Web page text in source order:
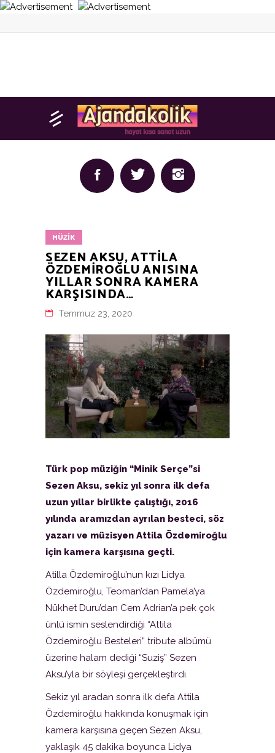
MÜZIK
SEZEN AKSU, ATTILA
ÖZDEMIROĞLU ANISINA
YILLAR SONRA KAMERA
KARŞISINDA…
Temmuz 23, 2020
Türk pop müziğin “Minik Serçe”si
Sezen Aksu, sekiz yıl sonra ilk defa
uzun yıllar birlikte çalıştığı, 2016
yılında aramızdan ayrılan besteci, söz
yazarı ve müzisyen Attila Özdemiroğlu
için kamera karşısına geçti.
Atilla Özdemiroğlu’nun kızı Lidya
Özdemiroğlu, Teoman’dan Pamela’ya
Nükhet Duru’dan Cem Adrian’a pek çok
ünlü ismin seslendirdiği “Attila
Özdemiroğlu Besteleri” tribute albümü
üzerine halam dediği “Suziş” Sezen
Aksu’yla bir söyleşi gerçekleştirdi.
Sekiz yıl aradan sonra ilk defa Attila
Özdemiroğlu hakkında konuşmak için
kamera karşısına geçen Sezen Aksu,
yaklaşık 45 dakika boyunca Lidya